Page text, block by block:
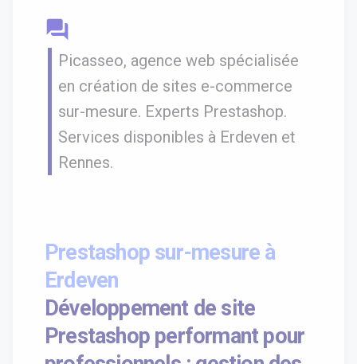
question_answer
Picasseo, agence web spécialisée
en création de sites e-commerce
sur-mesure. Experts Prestashop.
Services disponibles à Erdeven et
Rennes.
Prestashop sur-mesure à
Erdeven
Développement de site
Prestashop performant pour